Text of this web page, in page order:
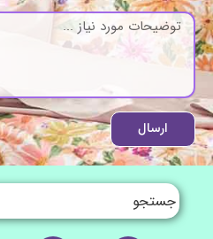
ارسال